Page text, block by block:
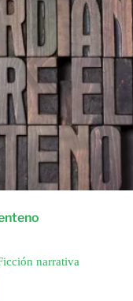
narrativa